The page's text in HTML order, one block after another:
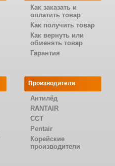
Как заказать и
оплатить товар
Как получить товар
Как вернуть или
обменять товар
Гарантия
Производители
Антилёд
RANTAIR
CCT
Pentair
Корейские
производители